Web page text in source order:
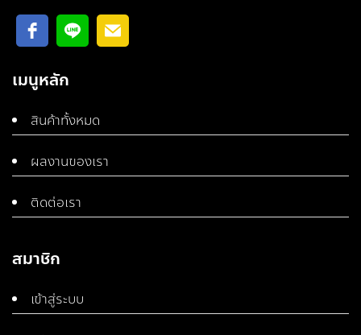
เมนูหลัก
สินค้าทั้งหมด
ผลงานของเรา
ติดต่อเรา
สมาชิก
เข้าสู่ระบบ